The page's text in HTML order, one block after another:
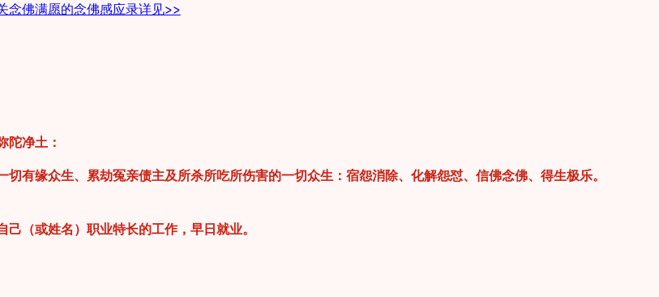
念佛满愿的念佛感应录详见>>
陀净土：
有缘众生、累劫冤亲债主及所杀所吃所伤害的一切众生：宿怨消除、化解怨怼、信佛念佛、得生极乐。
（或姓名）职业特长的工作，早日就业。